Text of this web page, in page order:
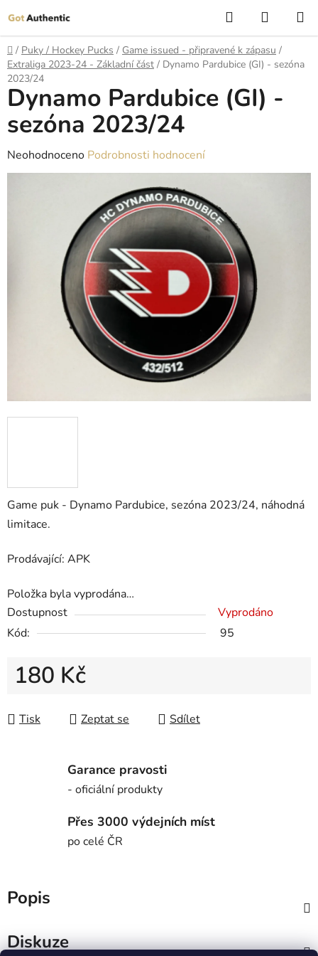
na
obsah
Hledat
KOŠÍK
Domů
/ Puky / Hockey Pucks / Game issued - připravené k zápasu /
Extraliga 2023-24 - Základní část / Dynamo Pardubice (GI) - sezóna
2023/24
Game puk - Dynamo Pardubice, sezóna 2023/24, náhodná
limitace.
Prodávající: APK
Položka byla vyprodána…
Dostupnost
Vyprodáno
Kód:
95
180 Kč
Tisk
Zeptat se Sdílet
Dynamo Pardubice (GI) -
sezóna 2023/24
Průměrné
hodnocení
Neohodnoceno Podrobnosti hodnocení
Garance pravosti
- oficiální produkty
Přes 3000 výdejních míst
po celé ČR
Popis
Diskuze